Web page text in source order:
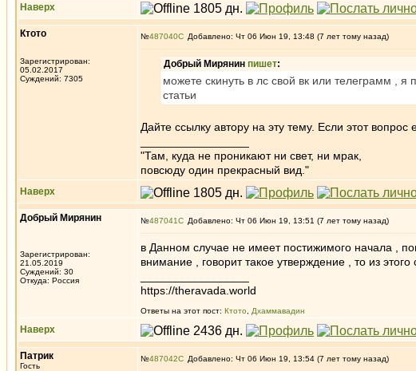
Наверх
Ктото
Зарегистрирован:
05.02.2017
Суждений: 7305
№487040 Добавлено: Чт 06 Июн 19, 13:48 (7 лет тому назад)
Добрый Мирянин пишет:
можете скинуть в лс свой вк или телеграмм ,
статьи
Дайте ссылку автору на эту тему. Если этот вопрос
"Там, куда не проникают ни свет, ни мрак,
повсюду один прекрасный вид."
Наверх
Добрый Мирянин
Зарегистрирован:
21.05.2019
Суждений: 30
Откуда: Россия
№487041 Добавлено: Чт 06 Июн 19, 13:51 (7 лет тому назад)
в Данном случае не имеет постижимого начала ,
внимание , говорит такое утверждение , то из
https://theravada.world
Ответы на этот пост: Ктото Дхаммавадин
Наверх
Патрик
Гость
№487042 Добавлено: Чт 06 Июн 19, 13:54 (7 лет тому назад)